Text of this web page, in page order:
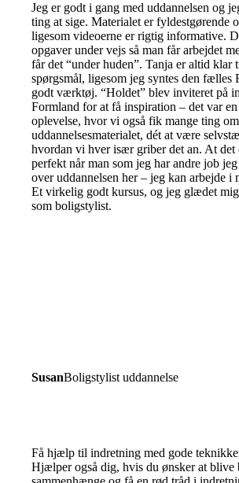
Jeg er godt i gang med uddannelsen og
ting at sige. Materialet er fyldestgørende
ligesom videoerne er rigtig informative.
opgaver under vejs så man får arbejdet
får det “under huden”. Tanja er altid klar
spørgsmål, ligesom jeg syntes den fælles
godt værktøj. “Holdet” blev inviteret på
Formland for at få inspiration – det var
oplevelse, hvor vi også fik mange ting
uddannelsesmaterialet, dét at være
hvordan vi hver især griber det an. At det
perfekt når man som jeg har andre job jeg
over uddannelsen her – jeg kan arbejde i
Et virkelig godt kursus, og jeg glædet
som boligstylist.
SusanBoligstylist uddannelse
Få hjælp til indretning med gode
Hjælper også dig, hvis du ønsker at blive